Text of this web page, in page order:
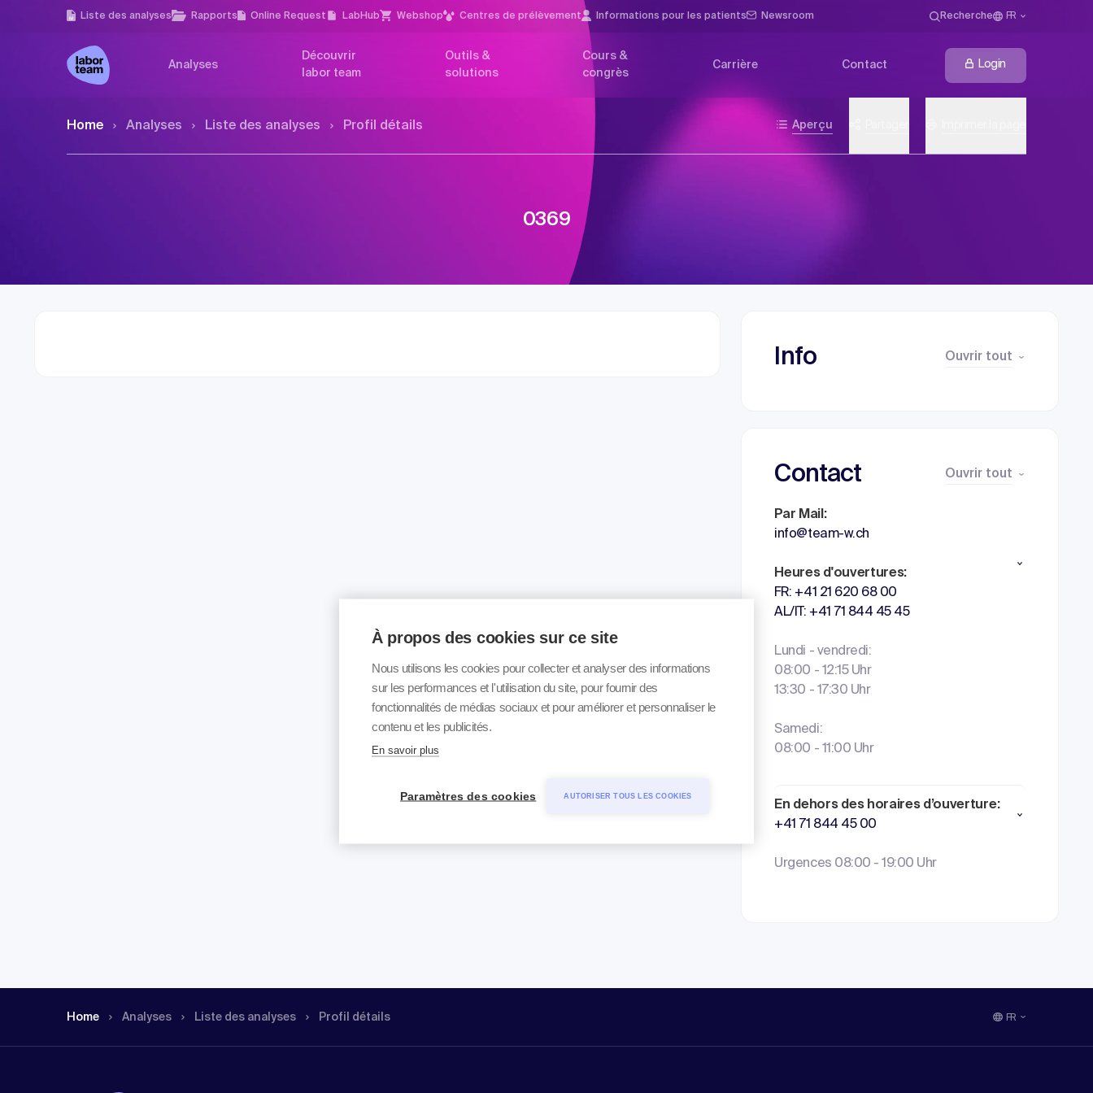
Liste des analyses Rapports Online Request LabHub Webshop Centres de prélèvement Infor­mations pour les patients Newsroom Recherche FR
Analyses
Découvrir
labor team
Outils &
solutions
Cours &
congrès
Carrière Contact Login
Home Analyses Liste des analyses Profil détails Aperçu
0369
Info Ouvrir tout
Contact Ouvrir tout
Par Mail:
info@team-w.ch
Heures d'ouvertures:
FR: +41 21 620 68 00
AL/IT: +41 71 844 45 45
Lundi - vendredi:
08:00 - 12:15 Uhr
13:30 - 17:30 Uhr
Samedi:
08:00 - 11:00 Uhr
En dehors des horaires d’ouverture:
+41 71 844 45 00
Urgences 08:00 - 19:00 Uhr
Home Analyses Liste des analyses Profil détails FR
À propos des cookies sur ce site
Nous utilisons les cookies pour collecter et analyser des informations
sur les performances et l'utilisation du site, pour fournir des
fonctionnalités de médias sociaux et pour améliorer et personnaliser le
contenu et les publicités.
En savoir plus
Paramètres des cookies AUTORISER TOUS LES COOKIES